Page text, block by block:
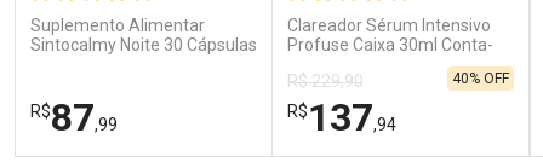
Comprar sem Desconto
Por R$ 85,99/cada
Comprar sem Desconto
Por R$ 85,99/cada
Comprar sem Desconto
Por R$ 41,99/cada
Comprar sem Desconto
Por R$ 41,99/cada
Suplemento Alimentar
Sintocalmy Noite 30 Cápsulas
R$87,99
Clareador Sérum Intensivo
Profuse Caixa 30ml Conta-
R$ 229,90
R$137,94
40% OFF